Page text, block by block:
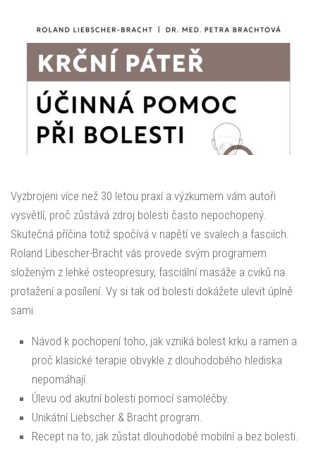
Vyzbrojeni více než 30 letou praxí a výzkumem vám autoři
vysvětlí, proč zůstává zdroj bolesti často nepochopený.
Skutečná příčina totiž spočívá v napětí ve svalech a fasciích.
Roland Libescher-Bracht vás provede svým programem
složeným z lehké osteopresury, fasciální masáže a cviků na
protažení a posílení. Vy si tak od bolesti dokážete ulevit úplně
sami.
Návod k pochopení toho, jak vzniká bolest krku a ramen a
proč klasické terapie obvykle z dlouhodobého hlediska
nepomáhají.
Úlevu od akutní bolesti pomocí samoléčby.
Unikátní Liebscher & Bracht program.
Recept na to, jak zůstat dlouhodobě mobilní a bez bolesti.